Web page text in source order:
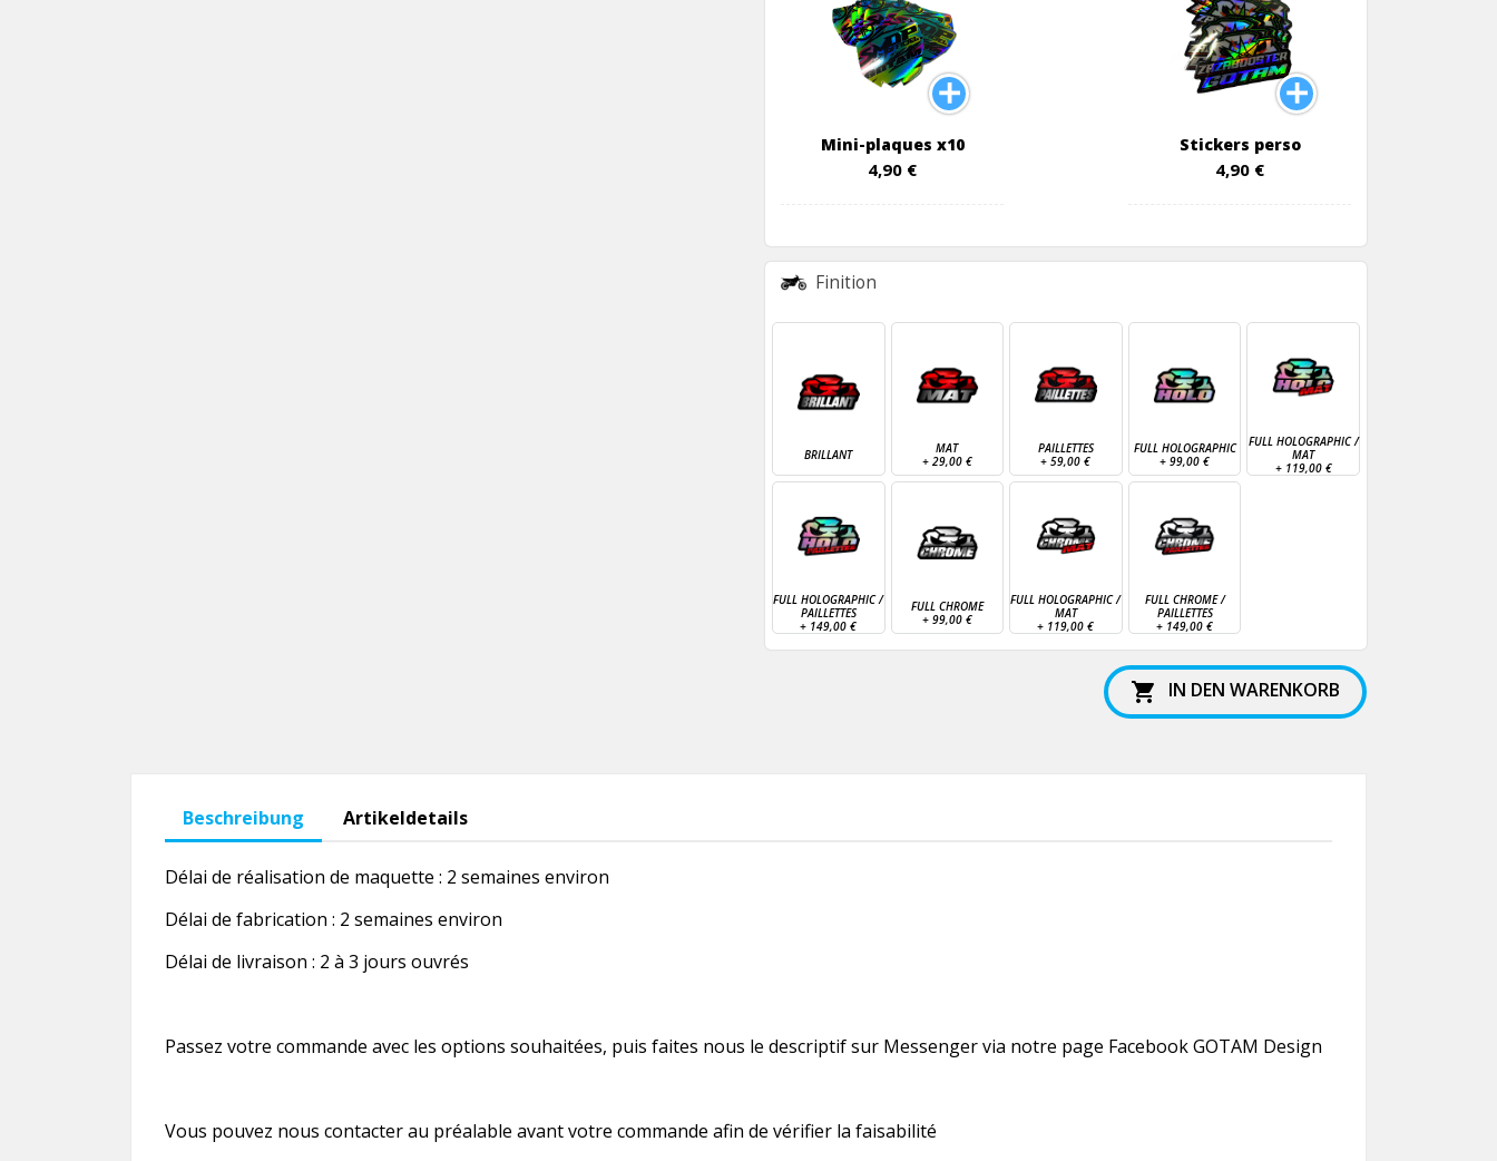
Mini-plaques x10
4,90 €
Stickers perso
4,90 €
Finition
BRILLANT
MAT
+ 29,00 €
PAILLETTES
+59,00 €
FULL HOLOGRAPHIC
+99,00 €
FULL HOLOGRAPHIC /
MAT
+ 119,00 €
FULL HOLOGRAPHIC /
PAILLETTES
+ 149,00 €
FULL CHROME
+ 99,00 €
FULL HOLOGRAPHIC /
MAT
+ 119,00 €
FULL CHROME /
PAILLETTES
+ 149,00 €
 IN DEN WARENKORB
Beschreibung Artikeldetails
Délai de réalisation de maquette : 2 semaines environ
Délai de fabrication : 2 semaines environ
Délai de livraison : 2 à 3 jours ouvrés
Passez votre commande avec les options souhaitées, puis faites nous le descriptif sur Messenger via notre page Facebook GOTAM Design
Vous pouvez nous contacter au préalable avant votre commande afin de vérifier la faisabilité